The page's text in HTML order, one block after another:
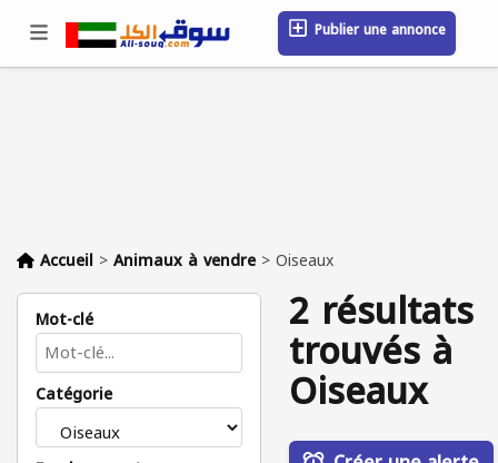
Publier une annonce
Se connecter / S'inscrire
Accueil >Animaux à vendre >Oiseaux
Mot-clé
Catégorie
2 résultats
trouvés à
Oiseaux